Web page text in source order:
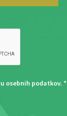
osebnih podatkov. *